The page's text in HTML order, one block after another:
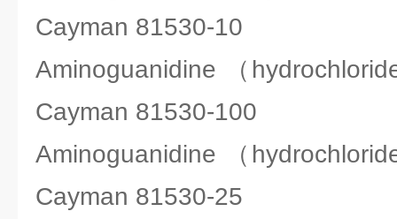
Cayman 81530-10
Aminoguanidine （
Cayman 81530-100
Aminoguanidine （
Cayman 81530-25